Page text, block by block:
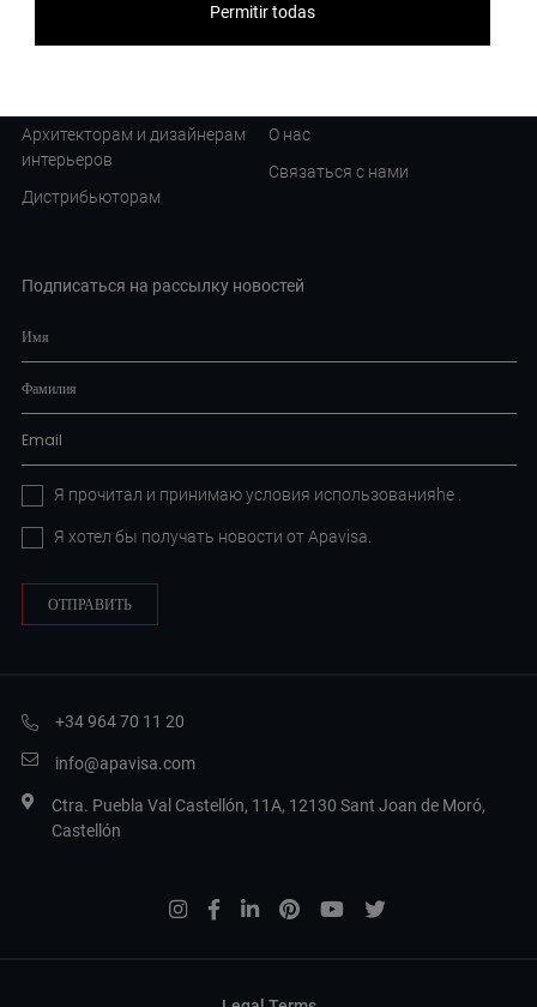
Архитекторам и дизайнерам
интерьеров
Дистрибьюторам
О нас
Связаться с нами
Подписаться на рассылку новостей
Я прочитал и принимаю условия использованияhe
Я хотел бы получать новости от Apavisa.
+34 964 70 11 20
info@apavisa.com
Ctra. Puebla Val Castellón, 11A, 12130 Sant Joan de Moró,
Castellón
Permitir todas